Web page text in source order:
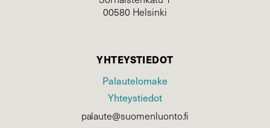
00580 Helsinki
YHTEYSTIEDOT
Palautelomake
Yhteystiedot
palaute@suomenluonto.fi